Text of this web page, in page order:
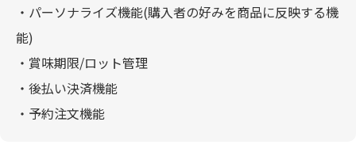
・パーソナライズ機能(購入者の好みを商品に反映する機
能)
・賞味期限/ロット管理
・後払い決済機能
・予約注文機能